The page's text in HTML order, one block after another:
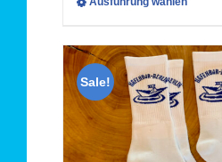
Sale!